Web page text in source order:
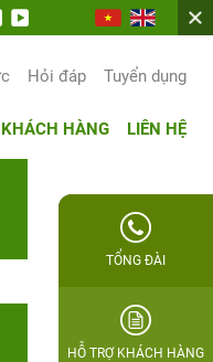
Hỏi đáp Tuyển dụng
HÀNG LIÊN HỆ
TỔNG ĐÀI
HỖ TRỢ KHÁCH HÀNG